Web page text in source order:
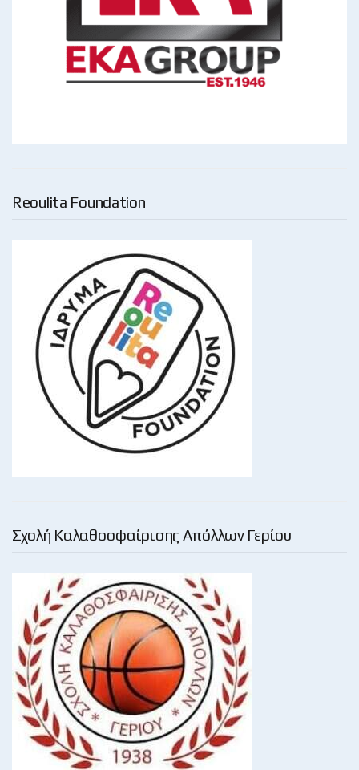
Reoulita Foundation
Σχολή Καλαθοσφαίρισης Απόλλων Γερίου